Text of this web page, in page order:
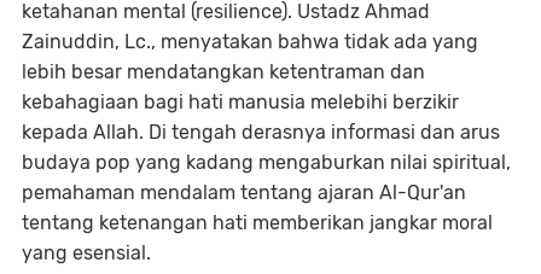
ketahanan mental (resilience). Ustadz Ahmad
Zainuddin, Lc., menyatakan bahwa tidak ada yang
lebih besar mendatangkan ketentraman dan
kebahagiaan bagi hati manusia melebihi berzikir
kepada Allah. Di tengah derasnya informasi dan arus
budaya pop yang kadang mengaburkan nilai spiritual,
pemahaman mendalam tentang ajaran Al-Qur'an
tentang ketenangan hati memberikan jangkar moral
yang esensial.